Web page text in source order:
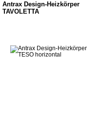
Antrax Design-Heizkörper
TAVOLETTA